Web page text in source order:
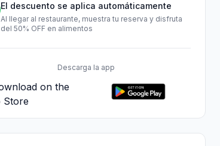
El descuento se aplica automáticamente
Al llegar al restaurante, muestra tu reserva y disfruta
del 50% OFF en alimentos
Descarga la app